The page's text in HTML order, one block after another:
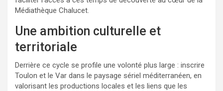
Médiathèque Chalucet.
Une ambition culturelle et
territoriale
Derrière ce cycle se profile une volonté plus large : inscrire
Toulon et le Var dans le paysage sériel méditerranéen, en
valorisant les productions locales et les liens que les